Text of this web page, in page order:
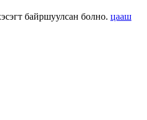
байршуулсан болно. цааш